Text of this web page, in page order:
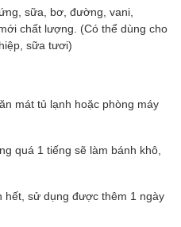
sữa, bơ, đường, vani,
chất lượng. (Có thể dùng cho
sữa tươi)
mát tủ lạnh hoặc phòng máy
quá 1 tiếng sẽ làm bánh khô,
hết, sử dụng được thêm 1 ngày